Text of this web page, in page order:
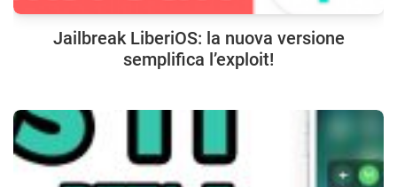
Jailbreak LiberiOS: la nuova versione
semplifica l’exploit!